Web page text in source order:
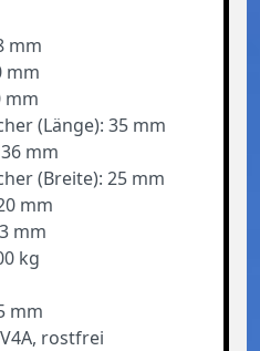
mm
mm
mm
(Länge): 35 mm
mm
(Breite): 25 mm
mm
mm
kg
mm
rostfrei